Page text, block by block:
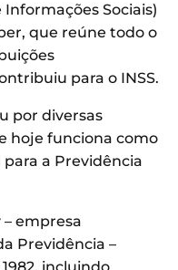
Informações Sociais)
que reúne todo o
para o INSS.
por diversas
hoje funciona como
a Previdência
empresa
Previdência –